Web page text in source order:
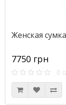
Женская
7750 грн
0